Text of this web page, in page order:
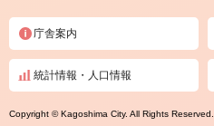
庁舎案内
統計情報・人口情報
Copyright © Kagoshima City. All Rights Reserved.